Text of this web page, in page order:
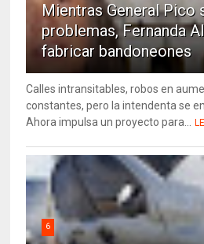
Mientras General Pico
problemas, Fernanda
fabricar bandoneones
Calles intransitables, robos en
constantes, pero la intendenta se
Ahora impulsa un proyecto para...
6